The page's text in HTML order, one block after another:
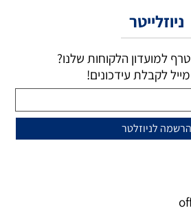
ניוזלייטר
למועדון הלקוחות שלנו?
לקבלת עידכונים!